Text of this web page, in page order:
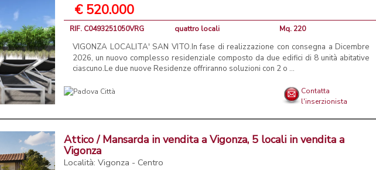
€ 520.000
RIF. C0493251050VRG quattro locali Mq. 220
VIGONZA LOCALITA' SAN VITO.In fase di realizzazione con consegna a Dicembre
2026, un nuovo complesso residenziale composto da due edifici di 8 unità abitative
ciascuno.Le due nuove Residenze offriranno soluzioni con 2 o ...
Contatta
l'inserzionista
Attico / Mansarda in vendita a Vigonza, 5 locali in vendita a
Vigonza
Località: Vigonza - Centro